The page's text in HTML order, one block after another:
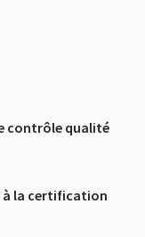
contrôle qualité
à la certification